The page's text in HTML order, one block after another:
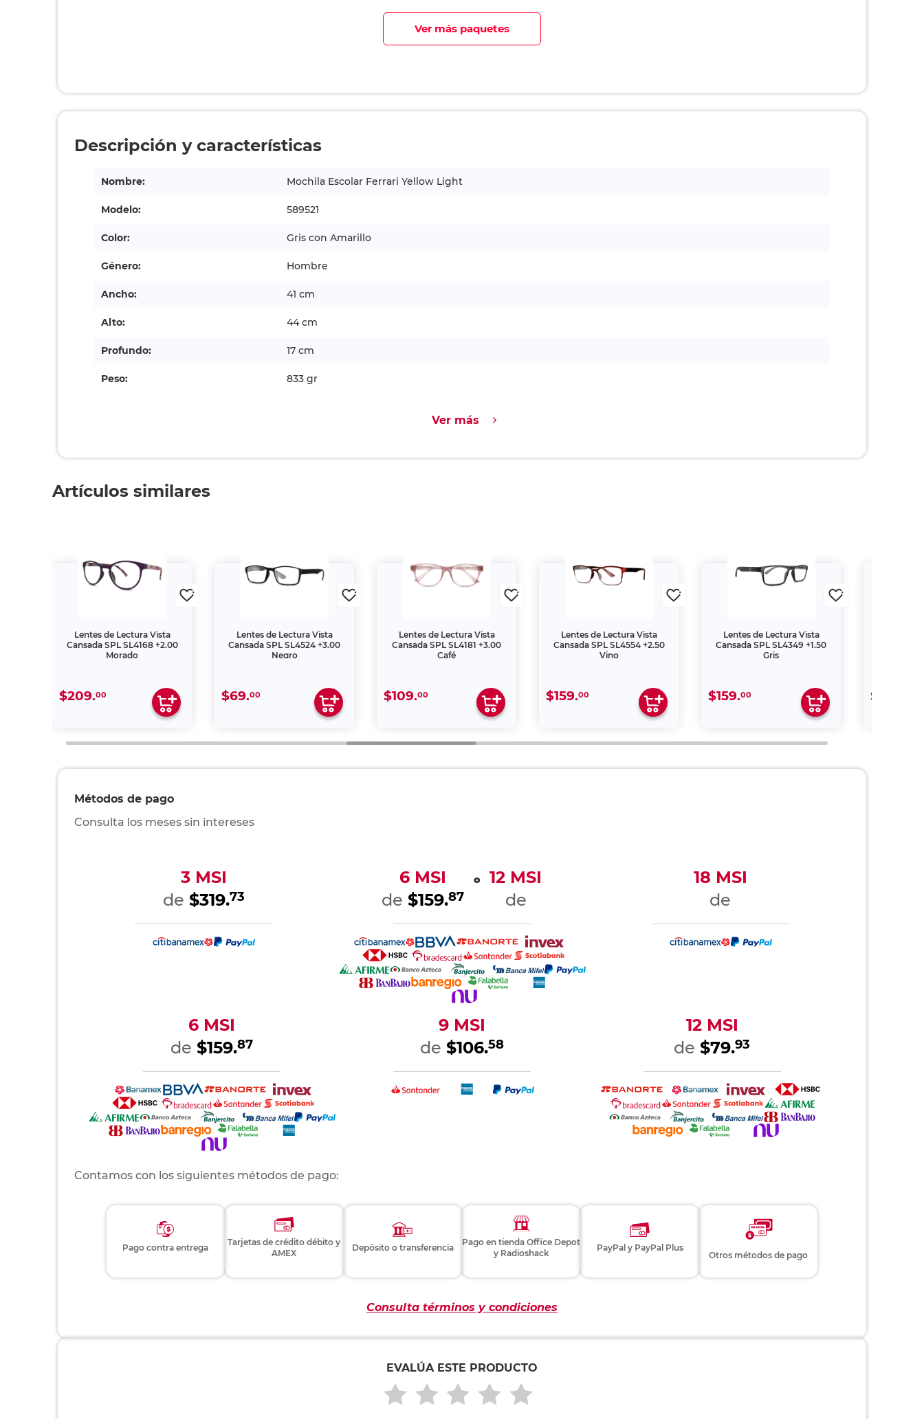
Ver más paquetes
Descripción y características
Nombre: Mochila Escolar Ferrari Yellow Light
Modelo: 589521
Color: Gris con Amarillo
Género: Hombre
Ancho: 41 cm
Alto: 44 cm
Profundo: 17 cm
Peso: 833 gr
Ver más
Artículos similares
Lentes de Lectura Vista
Cansada SPL SL4168 +2.00
Morado
$209.00
Lentes de Lectura Vista
Cansada SPL SL4524 +3.00
Negro
$69.00
Lentes de Lectura Vista
Cansada SPL SL4181 +3.00
Café
$109.00
Lentes de Lectura Vista
Cansada SPL SL4554 +2.50
Vino
$159.00
Lentes de Lectura Vista
Cansada SPL SL4349 +1.50
Gris
$159.00 $159.
Métodos de pago
Consulta los meses sin intereses
3 MSI
de $319.73
6 MSI
de $159.87
o
12 MSI
de
18 MSI
de
6 MSI
de $159.87
9 MSI
de $106.58
12 MSI
de $79.93
Contamos con los siguientes métodos de pago:
Pago contra entrega
Tarjetas de crédito débito y
AMEX
Depósito o transferencia
Pago en tienda Office Depot
y Radioshack
PayPal y PayPal Plus
Otros métodos de pago
Consulta términos y condiciones
EVALÚA ESTE PRODUCTO